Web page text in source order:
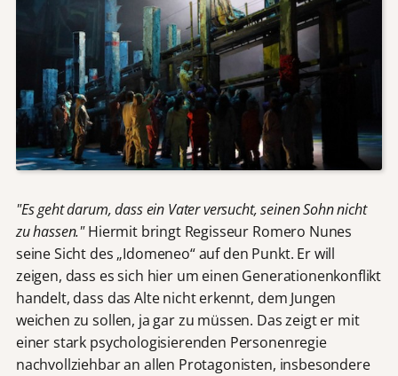
"Es geht darum, dass ein Vater versucht, seinen Sohn nicht
zu hassen."Hiermit bringt Regisseur Romero Nunes
seine Sicht des „Idomeneo“ auf den Punkt. Er will
zeigen, dass es sich hier um einen Generationenkonflikt
handelt, dass das Alte nicht erkennt, dem Jungen
weichen zu sollen, ja gar zu müssen. Das zeigt er mit
einer stark psychologisierenden Personenregie
nachvollziehbar an allen Protagonisten, insbesondere